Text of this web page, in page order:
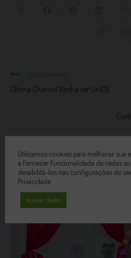
Post anterior
Última Chance! Venha ser UniCB
VOCÊ TAMBÉM PODE GOSTAR
Utilizamos cookies para melhorar sua
e fornecer funcionalidade de redes
desabilitá-los nas configurações de
Privacidade
Aceitar Todos